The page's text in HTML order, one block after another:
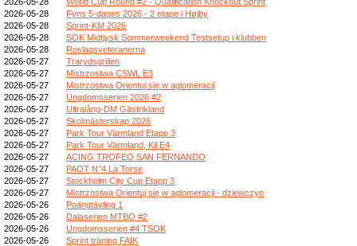
2026-05-28
Fyns 5-dages 2026 - 2 etape i Højby
2026-05-28
Sprint-KM 2026
2026-05-28
SOK Midtjysk Sommerweekend Testsetup i klubben
2026-05-28
Roslagsveteranerna
2026-05-27
Trarydsgrillen
2026-05-27
Mistrzostwa CSWL E3
2026-05-27
Mistrzostwa Orientuj się w aglomeracji
2026-05-27
Ungdomsserien 2026 #2
2026-05-27
Ultralång-DM Gästrikland
2026-05-27
Skolmästerskap 2026
2026-05-27
Park Tour Värmland Etapp 3
2026-05-27
Park Tour Värmland, Kil E4
2026-05-27
ACING TROFEO SAN FERNANDO
2026-05-27
PAOT N°4 La Torse
2026-05-27
Stockholm City Cup Etapp 3
2026-05-27
Mistrzostwa Orientuj się w aglomeracji - dziewczyn
2026-05-26
Poängtävling 1
2026-05-26
Dalaserien MTBO #2
2026-05-26
Ungdomsserien #4 TSOK
2026-05-26
Sprint träning FAIK